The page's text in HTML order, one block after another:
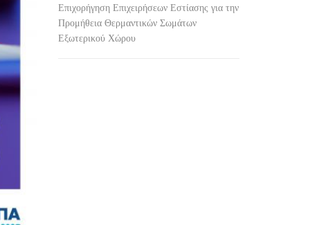
Επιχορήγηση Επιχειρήσεων Εστίασης για την
Προμήθεια Θερμαντικών Σωμάτων
Εξωτερικού Χώρου